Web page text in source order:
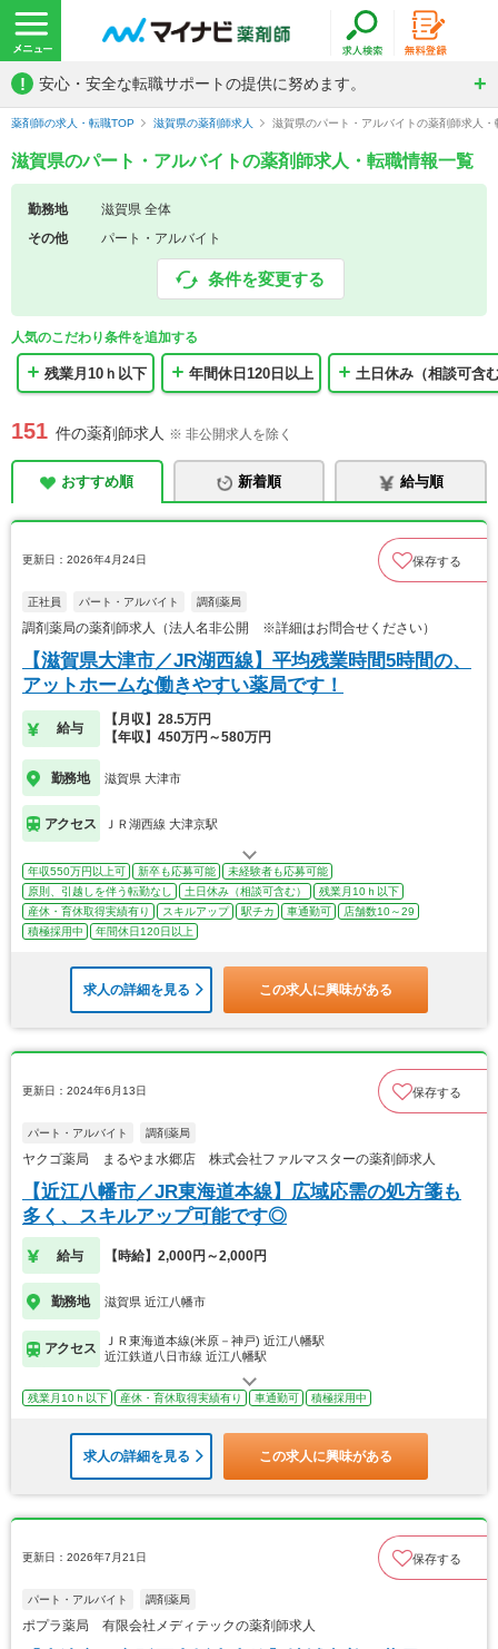
! 安心・安全な転職サポートの提供に努めます。
薬剤師の求人・転職TOP 滋賀県の薬剤師求人 滋賀県のパート・アルバイトの薬剤師求人・
滋賀県のパート・アルバイトの薬剤師求人・転職情報一覧
勤務地
滋賀県 全体
その他
パート・アルバイト
条件を変更する
人気のこだわり条件を追加する
残業月10ｈ以下 年間休日120日以上 土日休み（相談可含
151 件の薬剤師求人 ※ 非公開求人を除く
おすすめ順 新着順 給与順
更新日：2026年4月24日 保存する
正社員 パート・アルバイト 調剤薬局
調剤薬局の薬剤師求人（法人名非公開 ※詳細はお問合せください）
【滋賀県大津市／JR湖西線】平均残業時間5時間の、
アットホームな働きやすい薬局です！
給与
【月収】28.5万円
【年収】450万円～580万円
勤務地 滋賀県 大津市
アクセス ＪＲ湖西線 大津京駅
年収550万円以上可 新卒も応募可能
未経験者も応募可能
原則、引越しを伴う転勤なし
土日休み（相談可含む）
残業月10ｈ以下
産休・育休取得実績有り
スキルアップ 駅チカ 車通勤可
店舗数10～29
積極採用中
年間休日120日以上
求人の詳細を見る この求人に興味がある
更新日：2024年6月13日 保存する
パート・アルバイト 調剤薬局
ヤクゴ薬局 まるやま水郷店 株式会社ファルマスターの薬剤師求人
【近江八幡市／JR東海道本線】広域応需の処方箋も
多く、スキルアップ可能です◎
給与 【時給】2,000円～2,000円
勤務地 滋賀県 近江八幡市
アクセス
ＪＲ東海道本線(米原－神戸) 近江八幡駅
近江鉄道八日市線 近江八幡駅
残業月10ｈ以下 産休・育休取得実績有り 車通勤可 積極採用中
求人の詳細を見る この求人に興味がある
更新日：2026年7月21日 保存する
パート・アルバイト 調剤薬局
ポプラ薬局 有限会社メディテックの薬剤師求人